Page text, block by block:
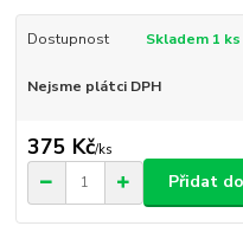
Dostupnost Skladem 1 ks
Nejsme plátci DPH
375 Kč/ks
Přidat